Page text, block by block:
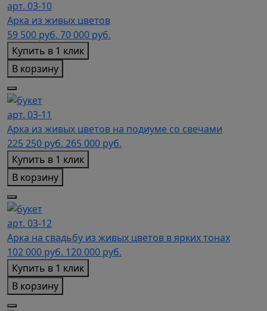
арт. 03-10
Арка из живых цветов
59 500 руб. 70 000 руб.
Купить в 1 клик
В корзину
арт. 03-11
Арка из живых цветов на подиуме со свечами
225 250 руб. 265 000 руб.
Купить в 1 клик
В корзину
арт. 03-12
Арка на свадьбу из живых цветов в ярких тонах
102 000 руб. 120 000 руб.
Купить в 1 клик
В корзину